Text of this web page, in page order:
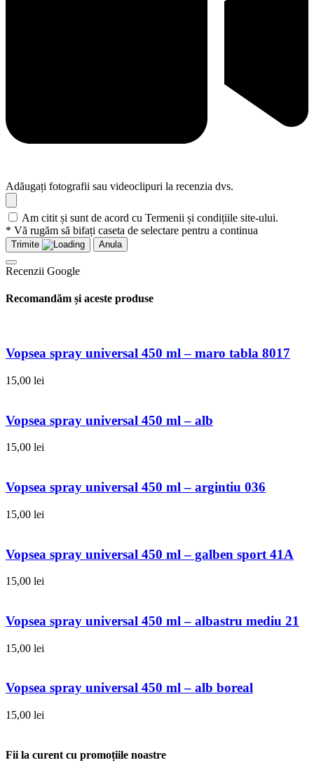
Adăugați fotografii sau videoclipuri la recenzia dvs.
Am citit și sunt de acord cu Termenii și condițiile site-ului.
* Vă rugăm să bifați caseta de selectare pentru a continua
Trimite Anula
Recenzii Google
Recomandăm și aceste produse
Vopsea spray universal 450 ml – maro tabla 8017
15,00 lei
Vopsea spray universal 450 ml – alb
15,00 lei
Vopsea spray universal 450 ml – argintiu 036
15,00 lei
Vopsea spray universal 450 ml – galben sport 41A
15,00 lei
Vopsea spray universal 450 ml – albastru mediu 21
15,00 lei
Vopsea spray universal 450 ml – alb boreal
15,00 lei
Fii la curent cu promoțiile noastre